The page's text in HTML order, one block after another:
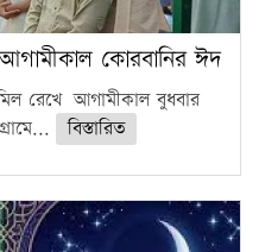
আগামীকাল কোরবানির ঈদ
রেখে আগামীকাল বুধবার
বিস্তারিত